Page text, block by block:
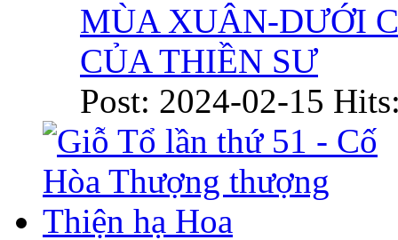
MÙA XUÂN-DƯỚI
CỦA THIỀN SƯ
Post: 2024-02-15